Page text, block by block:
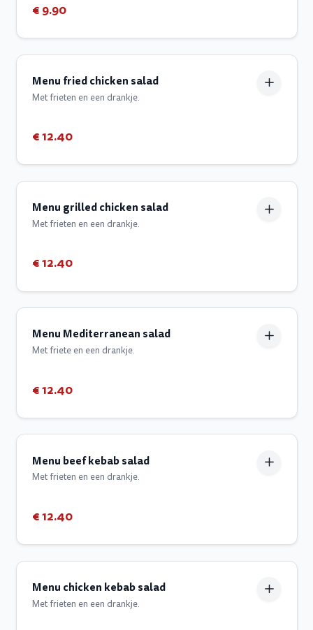
€ 9.90
Menu fried chicken salad
Met frieten en een drankje.
€ 12.40
Menu grilled chicken salad
Met frieten en een drankje.
€ 12.40
Menu Mediterranean salad
Met friete en een drankje.
€ 12.40
Menu beef kebab salad
Met frieten en een drankje.
€ 12.40
Menu chicken kebab salad
Met frieten en een drankje.